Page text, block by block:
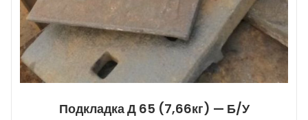
Подкладка Д 65 (7,66кг) — Б/У